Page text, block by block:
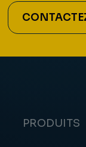
PRODUITS